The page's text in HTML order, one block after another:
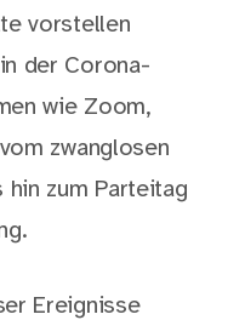
vorstellen
der Corona-
wie Zoom,
zwanglosen
zum Parteitag
Ereignisse